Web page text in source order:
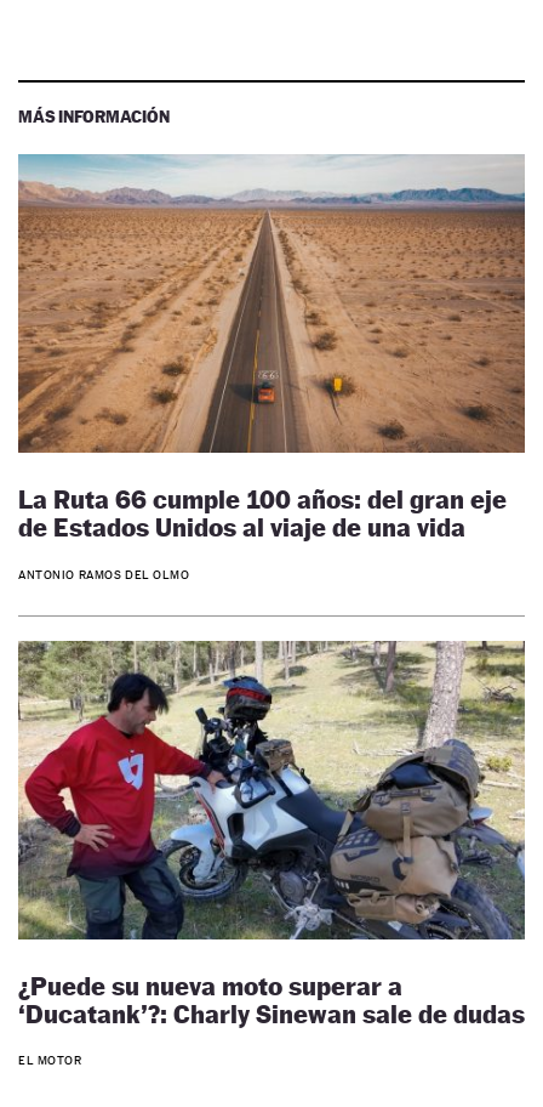
MÁS INFORMACIÓN
La Ruta 66 cumple 100 años: del gran eje
de Estados Unidos al viaje de una vida
ANTONIO RAMOS DEL OLMO
¿Puede su nueva moto superar a
‘Ducatank’?: Charly Sinewan sale de dudas
EL MOTOR